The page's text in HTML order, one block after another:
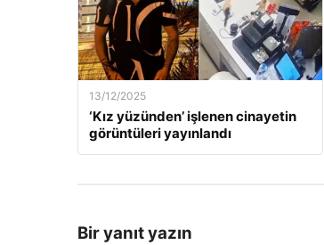
13/12/2025
‘Kız yüzünden’ işlenen cinayetin
görüntüleri yayınlandı
Bir yanıt yazın